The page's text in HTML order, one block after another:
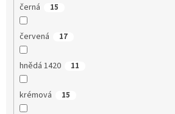
černá 15
červená 17
hnědá 1420 11
krémová 15